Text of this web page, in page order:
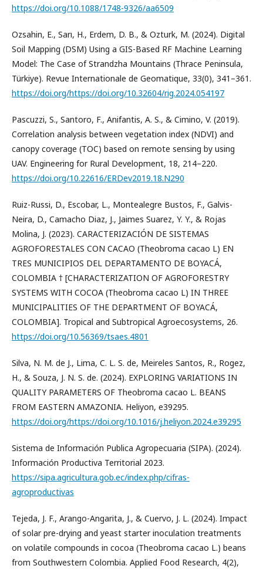
https://doi.org/10.1088/1748-9326/aa6509
Ozsahin, E., Sarı, H., Erdem, D. B., & Ozturk, M. (2024). Digital
Soil Mapping (DSM) Using a GIS-Based RF Machine Learning
Model: The Case of Strandzha Mountains (Thrace Peninsula,
Türkiye). Revue Internationale de Geomatique, 33(0), 341–361.
https://doi.org/https://doi.org/10.32604/rig.2024.054197
Pascuzzi, S., Santoro, F., Anifantis, A. S., & Cimino, V. (2019).
Correlation analysis between vegetation index (NDVI) and
canopy coverage (TOC) based on remote sensing by using
UAV. Engineering for Rural Development, 18, 214–220.
https://doi.org/10.22616/ERDev2019.18.N290
Ruiz-Russi, D., Escobar, L., Montealegre Bustos, F., Galvis-
Neira, D., Camacho Diaz, J., Jaimes Suarez, Y. Y., & Rojas
Molina, J. (2023). CARACTERIZACIÓN DE SISTEMAS
AGROFORESTALES CON CACAO (Theobroma cacao L) EN
TRES MUNICIPIOS DEL DEPARTAMENTO DE BOYACÁ,
COLOMBIA † [CHARACTERIZATION OF AGROFORESTRY
SYSTEMS WITH COCOA (Theobroma cacao L) IN THREE
MUNICIPALITIES OF THE DEPARTMENT OF BOYACÁ,
COLOMBIA]. Tropical and Subtropical Agroecosystems, 26.
https://doi.org/10.56369/tsaes.4801
Silva, N. M. de J., Lima, C. L. S. de, Meireles Santos, R., Rogez,
H., & Souza, J. N. S. de. (2024). EXPLORING VARIATIONS IN
QUALITY PARAMETERS OF Theobroma cacao L. BEANS
FROM EASTERN AMAZONIA. Heliyon, e39295.
https://doi.org/https://doi.org/10.1016/j.heliyon.2024.e39295
Sistema de Información Publica Agropecuaria (SIPA). (2024).
Información Productiva Territorial 2023.
https://sipa.agricultura.gob.ec/index.php/cifras-
agroproductivas
Tejeda, J. F., Arango-Angarita, J., & Cuervo, J. L. (2024). Impact
of solar pre-drying and yeast starter inoculation treatments
on volatile compounds in cocoa (Theobroma cacao L.) beans
from Southwestern Colombia. Applied Food Research, 4(2),